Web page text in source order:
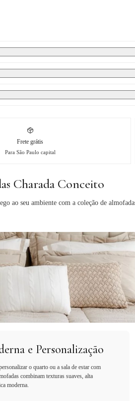
Frete grátis
Para São Paulo capital
Charada Conceito
ao seu ambiente com a coleção de
e Personalização
o quarto ou a sala de estar com
combinam texturas suaves, alta
moderna.